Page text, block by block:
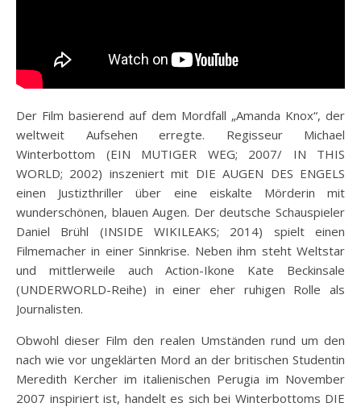
Der Film basierend auf dem Mordfall „Amanda Knox“, der
weltweit Aufsehen erregte. Regisseur Michael
Winterbottom (EIN MUTIGER WEG; 2007/ IN THIS
WORLD; 2002) inszeniert mit DIE AUGEN DES ENGELS
einen Justizthriller über eine eiskalte Mörderin mit
wunderschönen, blauen Augen. Der deutsche Schauspieler
Daniel Brühl (INSIDE WIKILEAKS; 2014) spielt einen
Filmemacher in einer Sinnkrise. Neben ihm steht Weltstar
und mittlerweile auch Action-Ikone Kate Beckinsale
(UNDERWORLD-Reihe) in einer eher ruhigen Rolle als
Journalisten.
Obwohl dieser Film den realen Umständen rund um den
nach wie vor ungeklärten Mord an der britischen Studentin
Meredith Kercher im italienischen Perugia im November
2007 inspiriert ist, handelt es sich bei Winterbottoms DIE